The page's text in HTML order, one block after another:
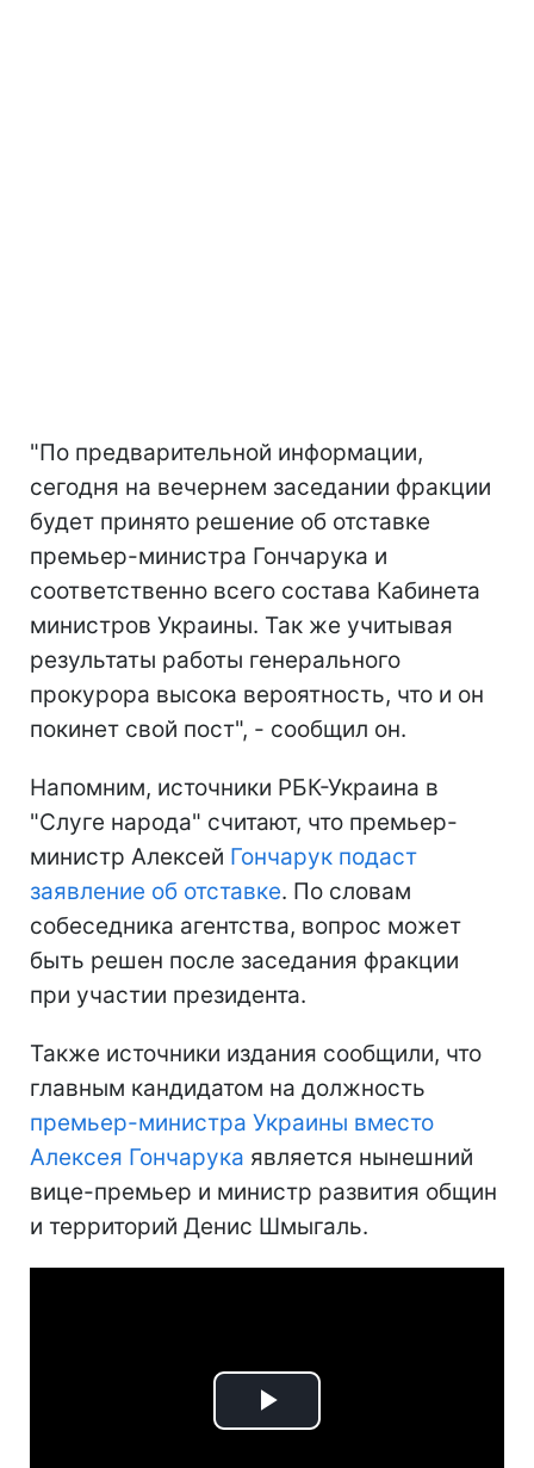
"По предварительной информации,
сегодня на вечернем заседании фракции
будет принято решение об отставке
премьер-министра Гончарука и
соответственно всего состава Кабинета
министров Украины. Так же учитывая
результаты работы генерального
прокурора высока вероятность, что и он
покинет свой пост", - сообщил он.
Напомним, источники РБК-Украина в
"Слуге народа" считают, что премьер-
министр Алексей Гончарук подаст
заявление об отставке. По словам
собеседника агентства, вопрос может
быть решен после заседания фракции
при участии президента.
Также источники издания сообщили, что
главным кандидатом на должность
премьер-министра Украины вместо
Алексея Гончарука является нынешний
вице-премьер и министр развития общин
и территорий Денис Шмыгаль.
Play